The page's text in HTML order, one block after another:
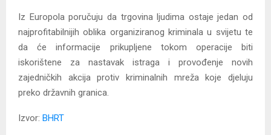
Iz Europola poručuju da trgovina ljudima ostaje jedan od
najprofitabilnijih oblika organiziranog kriminala u svijetu te
da će informacije prikupljene tokom operacije biti
iskorištene za nastavak istraga i provođenje novih
zajedničkih akcija protiv kriminalnih mreža koje djeluju
preko državnih granica.
Izvor: BHRT